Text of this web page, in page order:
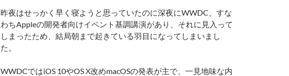
昨夜はせっかく早く寝ようと思っていたのに深夜にWWDC、すな
わちAppleの開発者向けイベント基調講演があり、それに見入って
しまったため、結局朝まで起きている羽目になってしまいまし
た。
WWDCではiOS 10やOS X改めmacOSの発表が主で、一見地味な内